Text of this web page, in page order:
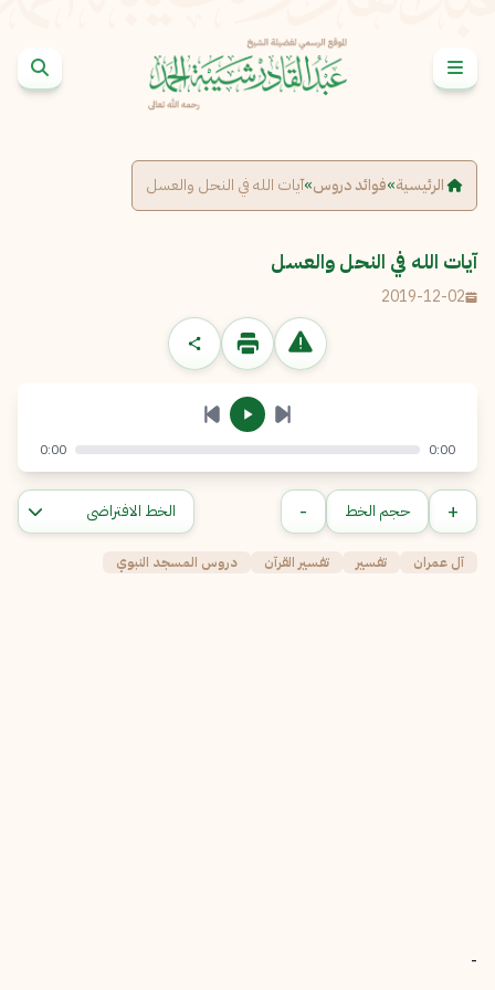
الرئيسية»فوائد دروس»آيات الله في النحل والعسل
آيات الله في النحل والعسل
2019-12-02
الإبلاغ عن مشكلة
الرسالة
إرسال إلغاء
0:00
0:00
+ حجم الخط -
آل عمران تفسير تفسير القرآن دروس المسجد النبوي
-